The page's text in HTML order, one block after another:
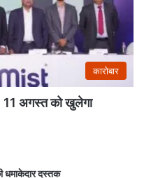
कारोबार
11 अगस्त को खुलेगा
धमाकेदार दस्तक